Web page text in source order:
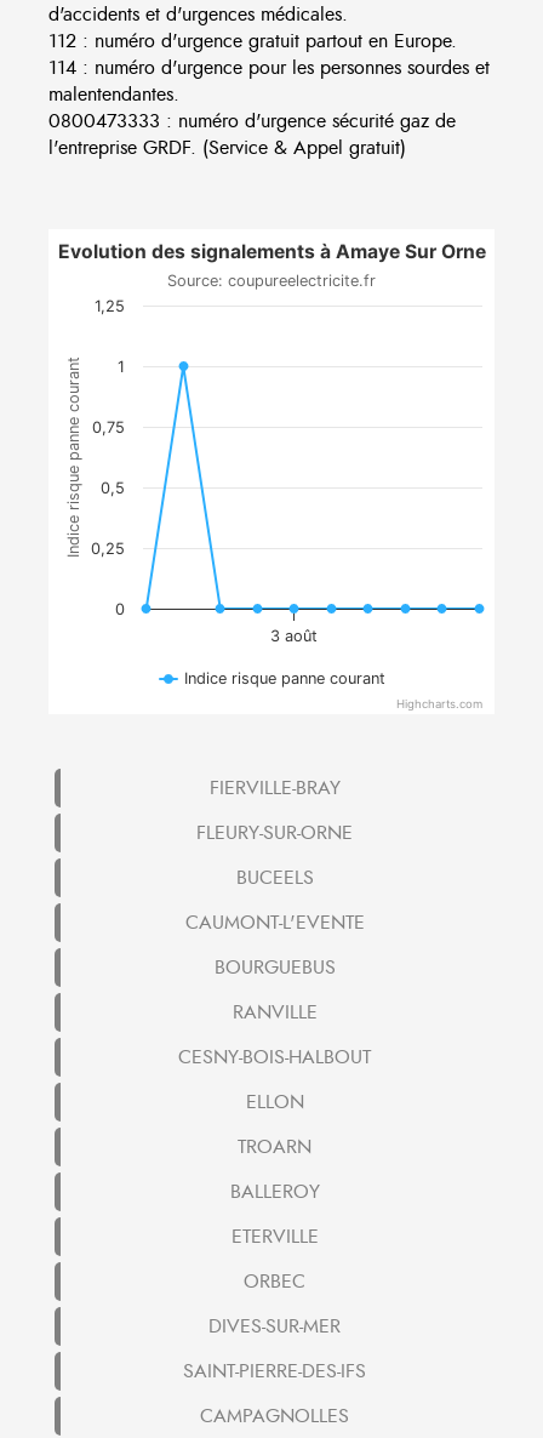
d'accidents et d'urgences médicales.
112 : numéro d'urgence gratuit partout en Europe.
114 : numéro d'urgence pour les personnes sourdes et
malentendantes.
0800473333 : numéro d'urgence sécurité gaz de
l'entreprise GRDF. (Service & Appel gratuit)
Indice risque panne courant
Evolution des signalements à Amaye Sur Orne
Source: coupureelectricite.fr
3 août
0
0,25
0,5
0,75
1
1,25
Indice risque panne courant
Highcharts.com
FIERVILLE-BRAY
FLEURY-SUR-ORNE
BUCEELS
CAUMONT-L'EVENTE
BOURGUEBUS
RANVILLE
CESNY-BOIS-HALBOUT
ELLON
TROARN
BALLEROY
ETERVILLE
ORBEC
DIVES-SUR-MER
SAINT-PIERRE-DES-IFS
CAMPAGNOLLES